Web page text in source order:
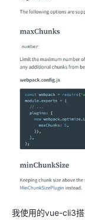
我使用的vue-cli3